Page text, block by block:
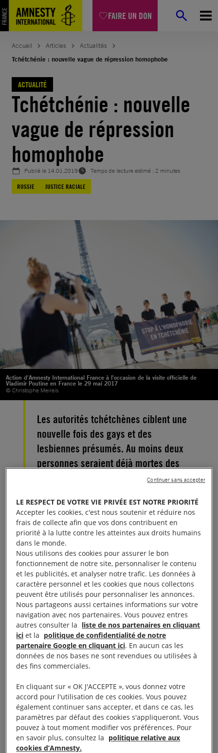
FAIRE UN DON
Aller
au
contenu
Accueil Articles
Actualités
Tchétchénie : nouvelle vague de répression homophobe
ACTUALITÉ
Tchétchénie : nouvelle
vague de répression
homophobe
Publié le 14.01.2019
Temps de lecture estimé : 2 minutes
RUSSIE
JUSTICE RACIALE
Action d'Amnesty International France à l'occasion de la visite officielle de
Vladimir Poutine en France le 29 mai 2017
© Christophe Meireis
Les autorités tchétchènes ciblent une
nouvelle fois des gays et des
lesbiennes présumés. Au moins deux
personnes seraient déjà mortes des
suites de tortures depuis décembre
Le Russian LGBT Network a reçu le 28 décembre
2018 des informations faisant état de nouveaux
enlèvements de personnes gays et lesbiennes en
Tchétchénie et de leur placement en détention
secrète à Argun.
D’après des sources confidentielles, elles ont détruit
les passeports de certaines victimes afin de les
empêcher de quitter le pays.
Il est désormais en mesure de confirmer ces
informations.
Cette ONG, qui a aidé des dizaines de personnes
gays et lesbiennes à fuir la Tchétchénie au cours
des deux dernières années, estime qu’environ 40
personnes se trouvent actuellement en détention.
LE RESPECT DE VOTRE VIE PRIVÉE EST NOTRE PRIORITÉ
Accepter les cookies, c'est nous soutenir et réduire nos
frais de collecte afin que vos dons contribuent en
priorité à la lutte contre les atteintes aux droits humains
dans le monde.
Nous utilisons des cookies pour assurer le bon
fonctionnement de notre site, personnaliser le contenu
et les publicités, et analyser notre trafic. Les données à
caractère personnel et les cookies que nous collectons
peuvent être utilisés pour personnaliser les annonces.
Nous partageons aussi certaines informations sur votre
navigation avec nos partenaires. Vous pouvez entres
autres consulter la liste de nos partenaires en cliquant
ici et la politique de confidentialité de notre
partenaire Google en cliquant ici. En aucun cas les
données de nos bases ne sont revendues ou utilisées à
des fins commerciales.
En cliquant sur « OK J'ACCEPTE », vous donnez votre
accord pour l'utilisation de ces cookies. Vous pouvez
également continuer sans accepter, et dans ce cas, les
paramètres par défaut des cookies s'appliqueront. Vous
pouvez à tout moment modifier vos préférences. Pour
en savoir plus, consultez la politique relative aux
cookies d’Amnesty.
Continuer sans accepter